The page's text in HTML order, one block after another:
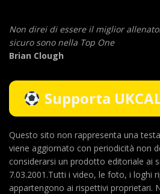
Non direi di essere il miglior
sicuro sono nella Top One
Brian Clough
Supporta
Questo sito non rappresenta una
viene aggiornato con periodicità non
considerarsi un prodotto editoriale ai
7.03.2001.Tutti i video, le foto, i loghi
appartengono ai rispettivi proprietari.